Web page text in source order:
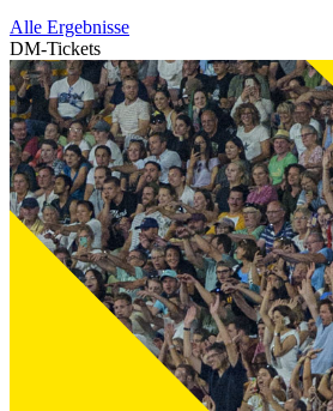
Alle Ergebnisse
DM-Tickets